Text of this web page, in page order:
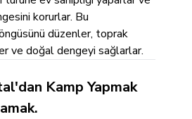
korurlar. Bu
düzenler, toprak
ve doğal dengeyi sağlarlar.
Kamp Yapmak